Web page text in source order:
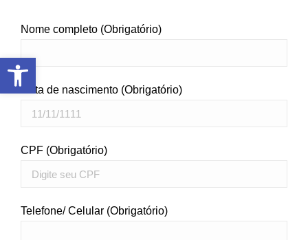
Nome completo (Obrigatório)
Data de nascimento (Obrigatório)
CPF (Obrigatório)
Telefone/ Celular (Obrigatório)
Abrir a barra de ferramentas